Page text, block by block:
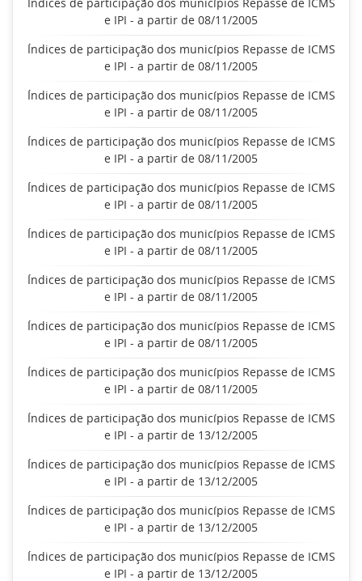
e IPI - a partir de 08/11/2005
Índices de participação dos municípios Repasse de ICMS
e IPI - a partir de 08/11/2005
Índices de participação dos municípios Repasse de ICMS
e IPI - a partir de 08/11/2005
Índices de participação dos municípios Repasse de ICMS
e IPI - a partir de 08/11/2005
Índices de participação dos municípios Repasse de ICMS
e IPI - a partir de 08/11/2005
Índices de participação dos municípios Repasse de ICMS
e IPI - a partir de 08/11/2005
Índices de participação dos municípios Repasse de ICMS
e IPI - a partir de 08/11/2005
Índices de participação dos municípios Repasse de ICMS
e IPI - a partir de 08/11/2005
Índices de participação dos municípios Repasse de ICMS
e IPI - a partir de 08/11/2005
Índices de participação dos municípios Repasse de ICMS
e IPI - a partir de 13/12/2005
Índices de participação dos municípios Repasse de ICMS
e IPI - a partir de 13/12/2005
Índices de participação dos municípios Repasse de ICMS
e IPI - a partir de 13/12/2005
Índices de participação dos municípios Repasse de ICMS
e IPI - a partir de 13/12/2005